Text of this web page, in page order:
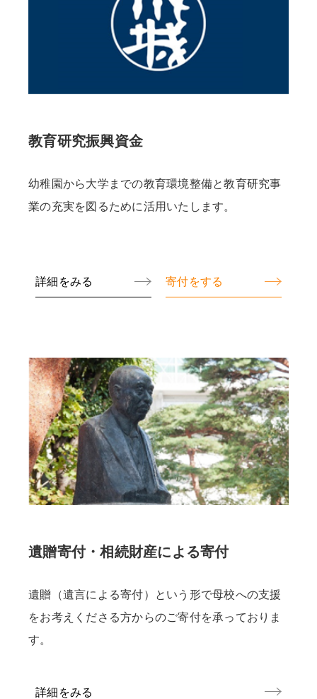
教育研究振興資金
幼稚園から大学までの教育環境整備と教育研究事
業の充実を図るために活用いたします。
詳細をみる 寄付をする
遺贈寄付・相続財産による寄付
遺贈（遺言による寄付）という形で母校への支援
をお考えくださる方からのご寄付を承っておりま
す。
詳細をみる